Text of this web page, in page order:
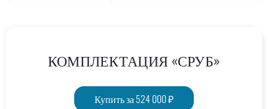
КОМПЛЕКТАЦИЯ «СРУБ»
Купить за 524 000 ₽